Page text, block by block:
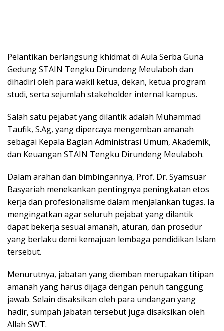
Pelantikan berlangsung khidmat di Aula Serba Guna
Gedung STAIN Tengku Dirundeng Meulaboh dan
dihadiri oleh para wakil ketua, dekan, ketua program
studi, serta sejumlah stakeholder internal kampus.
Salah satu pejabat yang dilantik adalah Muhammad
Taufik, S.Ag, yang dipercaya mengemban amanah
sebagai Kepala Bagian Administrasi Umum, Akademik,
dan Keuangan STAIN Tengku Dirundeng Meulaboh.
Dalam arahan dan bimbingannya, Prof. Dr. Syamsuar
Basyariah menekankan pentingnya peningkatan etos
kerja dan profesionalisme dalam menjalankan tugas. Ia
mengingatkan agar seluruh pejabat yang dilantik
dapat bekerja sesuai amanah, aturan, dan prosedur
yang berlaku demi kemajuan lembaga pendidikan Islam
tersebut.
Menurutnya, jabatan yang diemban merupakan titipan
amanah yang harus dijaga dengan penuh tanggung
jawab. Selain disaksikan oleh para undangan yang
hadir, sumpah jabatan tersebut juga disaksikan oleh
Allah SWT.